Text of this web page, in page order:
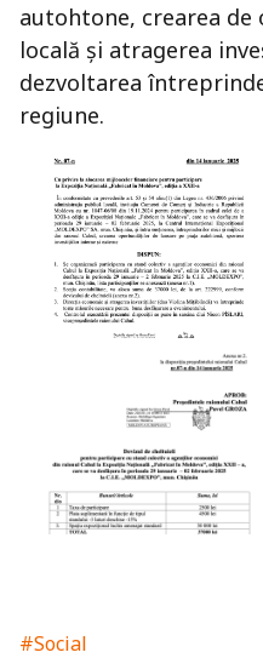
autohtone, crearea
locală și atragerea
dezvoltarea
regiune.
#Social